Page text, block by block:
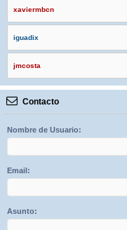
xaviermbcn
iguadix
jmcosta
Contacto
Nombre de Usuario:
Email:
Asunto: